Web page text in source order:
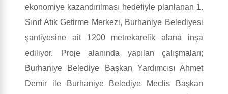
ekonomiye kazandırılması hedefiyle planlanan 1.
Sınıf Atık Getirme Merkezi, Burhaniye Belediyesi
şantiyesine ait 1200 metrekarelik alana inşa
ediliyor. Proje alanında yapılan çalışmaları;
Burhaniye Belediye Başkan Yardımcısı Ahmet
Demir ile Burhaniye Belediye Meclis Başkan